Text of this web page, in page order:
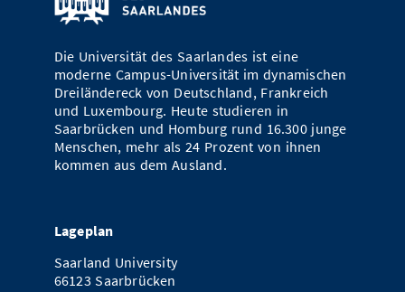
Die Universität des Saarlandes ist eine
moderne Campus-Universität im dynamischen
Dreiländereck von Deutschland, Frankreich
und Luxembourg. Heute studieren in
Saarbrücken und Homburg rund 16.300 junge
Menschen, mehr als 24 Prozent von ihnen
kommen aus dem Ausland.
Lageplan
Saarland University
66123 Saarbrücken